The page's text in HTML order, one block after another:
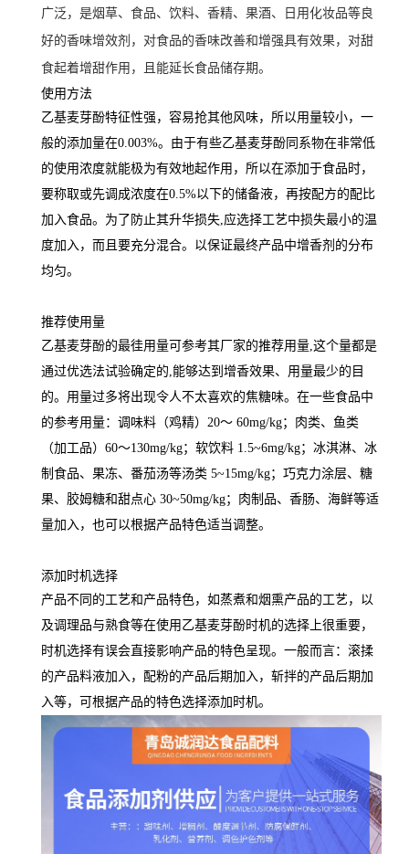
广泛，是烟草、食品、饮料、香精、果酒、日用化妆品等良
好的香味增效剂，对食品的香味改善和增强具有效果，对甜
食起着增甜作用，且能延长食品储存期。
使用方法
乙基麦芽酚特征性强，容易抢其他风味，所以用量较小，一
般的添加量在0.003%。由于有些乙基麦芽酚同系物在非常低
的使用浓度就能极为有效地起作用，所以在添加于食品时，
要称取或先调成浓度在0.5%以下的储备液，再按配方的配比
加入食品。为了防止其升华损失,应选择工艺中损失最小的温
度加入，而且要充分混合。以保证最终产品中增香剂的分布
均匀。
推荐使用量
乙基麦芽酚的最徍用量可参考其厂家的推荐用量,这个量都是
通过优选法试验确定的,能够达到增香效果、用量最少的目
的。用量过多将出现令人不太喜欢的焦糖味。在一些食品中
的参考用量：调味料（鸡精）20～ 60mg/kg；肉类、鱼类
（加工品）60～130mg/kg；软饮料 1.5~6mg/kg；冰淇淋、冰
制食品、果冻、番茄汤等汤类 5~15mg/kg；巧克力涂层、糖
果、胶姆糖和甜点心 30~50mg/kg；肉制品、香肠、海鲜等适
量加入，也可以根据产品特色适当调整。
添加时机选择
产品不同的工艺和产品特色，如蒸煮和烟熏产品的工艺，以
及调理品与熟食等在使用乙基麦芽酚时机的选择上很重要，
时机选择有误会直接影响产品的特色呈现。一般而言：滚揉
的产品料液加入，配粉的产品后期加入，斩拌的产品后期加
入等，可根据产品的特色选择添加时机。